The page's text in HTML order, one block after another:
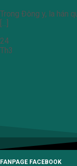
Trong Đông y, la hán
[...]
24
Th3
FANPAGE FACEBOOK